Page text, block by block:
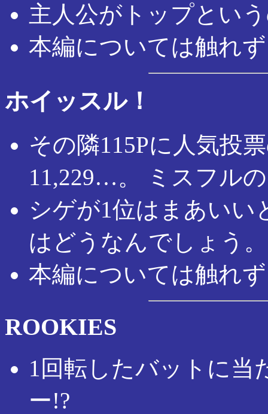
主人公がトップとい
本編については触れ
ホイッスル！
その隣115Pに人気投
11,229…。 ミスフル
シゲが1位はまあいい
はどうなんでしょう。
本編については触れ
ROOKIES
1回転したバットに当
ー!?